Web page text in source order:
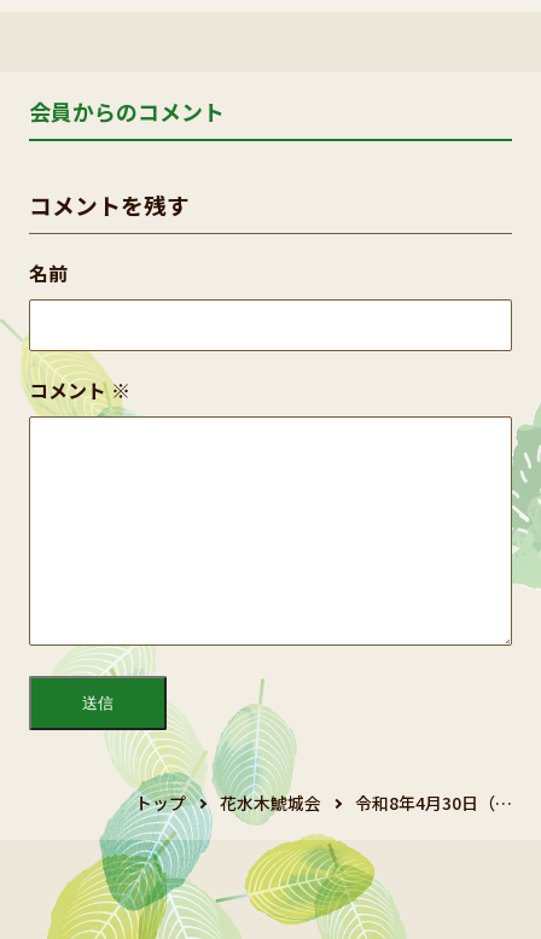
会員からのコメント
コメントを残す
コメント※
名前
トップ 花水木鯱城会 令和8年4月30日（…